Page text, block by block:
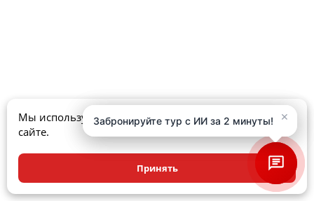
Мы используем куки, чтобы улучшить ваш опыт на
сайте.
Принять
×
Забронируйте тур с ИИ за 2 минуты! ×
Забронируйте тур с ИИ за 2 минуты!